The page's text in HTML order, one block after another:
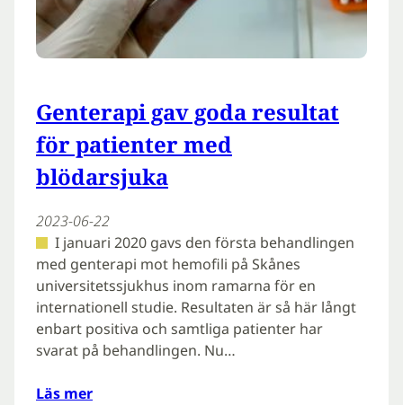
Genterapi gav goda resultat
för patienter med
blödarsjuka
2023-06-22
I januari 2020 gavs den första behandlingen
med genterapi mot hemofili på Skånes
universitetssjukhus inom ramarna för en
internationell studie. Resultaten är så här långt
enbart positiva och samtliga patienter har
svarat på behandlingen. Nu…
Läs mer